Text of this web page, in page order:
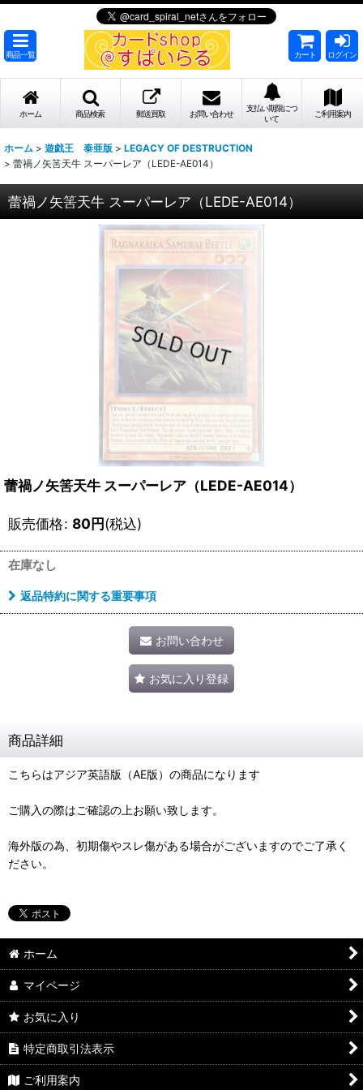
商品一覧 カート ログイン
ホーム 商品検索 郵送買取 お問い合わせ
支払い期限につ
いて
ご利用案内
ホーム > 遊戯王 泰亜版 > LEGACY OF DESTRUCTION
> 蕾禍ノ矢筈天牛 スーパーレア（LEDE-AE014）
蕾禍ノ矢筈天牛 スーパーレア（LEDE-AE014）
蕾禍ノ矢筈天牛 スーパーレア（LEDE-AE014）
販売価格: 80円(税込)
在庫なし
返品特約に関する重要事項
お問い合わせ
お気に入り登録
商品詳細
こちらはアジア英語版（AE版）の商品になります
ご購入の際はご確認の上お願い致します。
海外版の為、初期傷やスレ傷がある場合がございますのでご了承く
ださい。
ホーム
マイページ
お気に入り
特定商取引法表示
ご利用案内